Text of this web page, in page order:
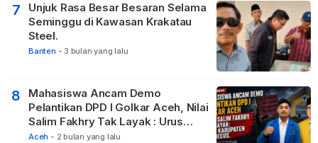
7
Unjuk Rasa Besar Besaran Selama
Seminggu di Kawasan Krakatau
Steel.
Banten - 3 bulan yang lalu
8
Mahasiswa Ancam Demo
Pelantikan DPD I Golkar Aceh, Nilai
Salim Fakhry Tak Layak : Urus
Kabupaten Tak Becus.
Aceh - 2 bulan yang lalu